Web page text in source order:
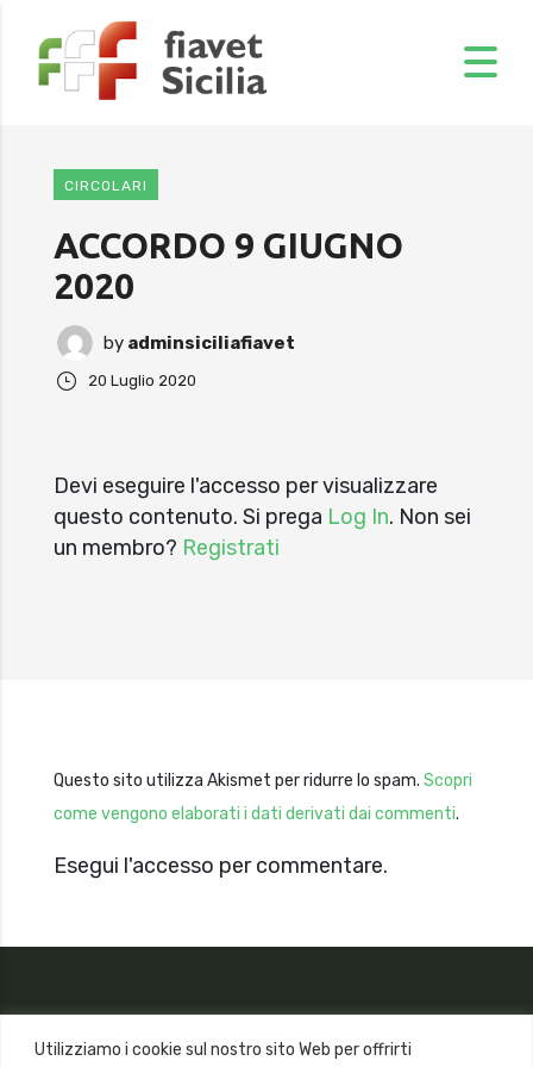
Utilizziamo i cookie sul nostro sito Web per offrirti
CIRCOLARI
ACCORDO 9 GIUGNO
2020
by adminsiciliafiavet
20 Luglio 2020
Devi eseguire l'accesso per visualizzare
questo contenuto. Si prega Log In. Non sei
un membro? Registrati
Esegui l'accesso per commentare.
Questo sito utilizza Akismet per ridurre lo spam. Scopri
come vengono elaborati i dati derivati dai commenti.